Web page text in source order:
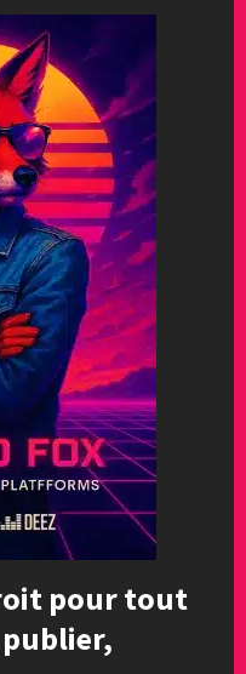
pour tout